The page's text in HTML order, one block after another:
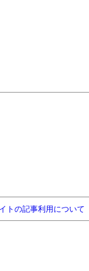
トの記事利用について